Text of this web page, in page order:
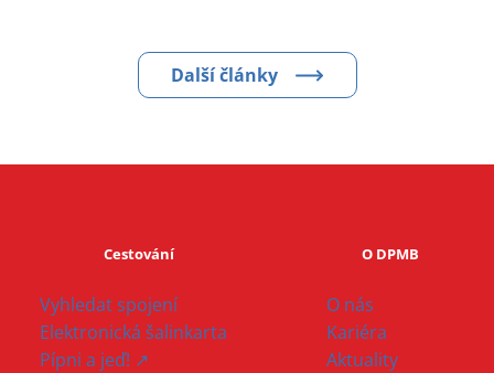
Další články
Cestování
Vyhledat spojení
Elektronická šalinkarta
Pípni a jeď! ↗
O DPMB
O nás
Kariéra
Aktuality